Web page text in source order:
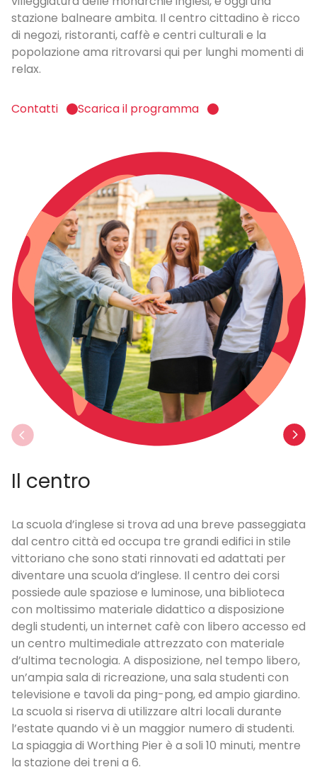
stazione balneare ambita. Il centro cittadino è ricco
di negozi, ristoranti, caffè e centri culturali e la
popolazione ama ritrovarsi qui per lunghi momenti di
relax.
Contatti Scarica il programma
Il centro
La scuola d’inglese si trova ad una breve passeggiata
dal centro città ed occupa tre grandi edifici in stile
vittoriano che sono stati rinnovati ed adattati per
diventare una scuola d’inglese. Il centro dei corsi
possiede aule spaziose e luminose, una biblioteca
con moltissimo materiale didattico a disposizione
degli studenti, un internet cafè con libero accesso ed
un centro multimediale attrezzato con materiale
d’ultima tecnologia. A disposizione, nel tempo libero,
un’ampia sala di ricreazione, una sala studenti con
televisione e tavoli da ping-pong, ed ampio giardino.
La scuola si riserva di utilizzare altri locali durante
l’estate quando vi è un maggior numero di studenti.
La spiaggia di Worthing Pier è a soli 10 minuti, mentre
la stazione dei treni a 6.